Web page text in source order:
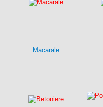
Macarale